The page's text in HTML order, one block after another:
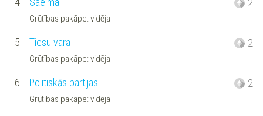
Grūtības pakāpe: vidēja
2
5. Tiesu vara
Grūtības pakāpe: vidēja
2
6. Politiskās partijas
Grūtības pakāpe: vidēja
2